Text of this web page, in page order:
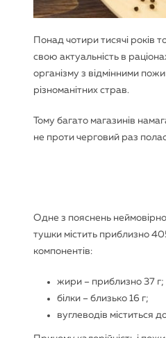
Понад чотири тисячі років
свою актуальність в
організму з відмінними
різноманітних страв.
Тому багато магазинів
не проти черговий раз
Одне з пояснень
тушки містить приблизно
компонентів:
жири – приблизно 37 г;
білки – близько 16 г;
вуглеводів міститься